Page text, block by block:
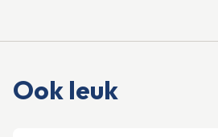
Ook leuk